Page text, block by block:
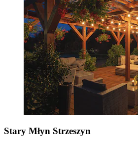
Stary Młyn Strzeszyn